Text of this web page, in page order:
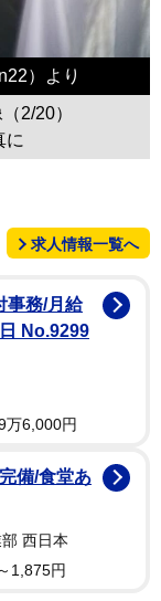
）より
2/20）
に
求人情報一覧へ
事務/月給
No.9299
万6,000円
備/食堂あ
西日本
1,875円